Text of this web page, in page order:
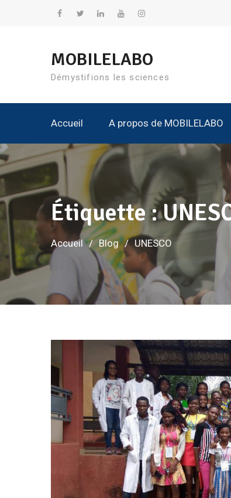
MOBILELABO
Démystifions les sciences
Accueil A propos de MOBILELABO
Étiquette :
Accueil Blog UNESCO